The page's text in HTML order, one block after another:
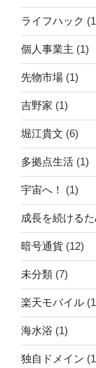
ライフハック
個人事業主 (1)
先物市場 (1)
吉野家 (1)
堀江貴文 (6)
多拠点生活 (1)
宇宙へ！ (1)
成長を続ける
暗号通貨 (12)
未分類 (7)
楽天モバイル
海水浴 (1)
独自ドメイン